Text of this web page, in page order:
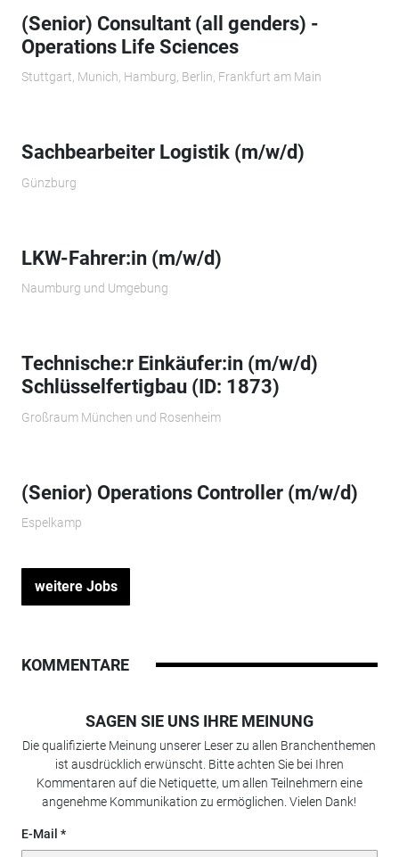
(Senior) Consultant (all genders) -
Operations Life Sciences
Stuttgart, Munich, Hamburg, Berlin, Frankfurt am Main
Sachbearbeiter Logistik (m/w/d)
Günzburg
LKW-Fahrer:in (m/w/d)
Naumburg und Umgebung
Technische:r Einkäufer:in (m/w/d)
Schlüsselfertigbau (ID: 1873)
Großraum München und Rosenheim
(Senior) Operations Controller (m/w/d)
Espelkamp
weitere Jobs
KOMMENTARE
SAGEN SIE UNS IHRE MEINUNG
Die qualifizierte Meinung unserer Leser zu allen Branchenthemen
ist ausdrücklich erwünscht. Bitte achten Sie bei Ihren
Kommentaren auf die Netiquette, um allen Teilnehmern eine
angenehme Kommunikation zu ermöglichen. Vielen Dank!
E-Mail